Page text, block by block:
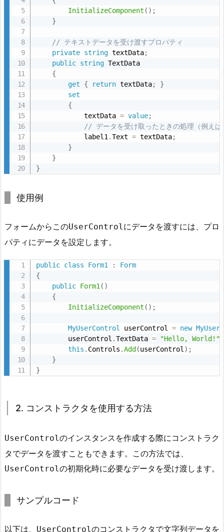
o
l
さ
5.
4.
フ
ー
に
U
e
r
o
n
o
l
置
る
5.
5.
と
InitializeComponent ( ) ;
}
// テキストデータを受け渡すプロパティ
private string textData;
public string TextData
{
get
{ return textData;
}
set
{
            textData
= value;
// データを受け取ったときの処理（例えば
            label1
.Text = textData;
}
}
}
使用例
フォームからこのUserControlにデータを渡すには、プロ
パティにデータを設定します。
public class Form1 :
Form
{
public Form1( )
{
InitializeComponent ( ) ;
MyUserControl userControl = new
        userControl
.TextData = "Hello, World!"
this . Controls .Add (userControl) ;
}
}
2. コンストラクタを使用する方法
UserControlのインスタンスを作成する際にコンストラク
タでデータを渡すこともできます。この方法では、
UserControlの初期化時に必要なデータを受け渡します。
サンプルコード
以下は、 UserControlのコンストラクタで文字列データを